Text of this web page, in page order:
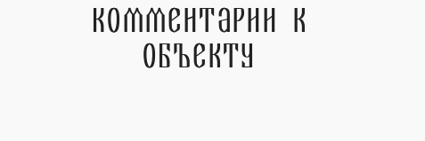
Комментарии к
объекту